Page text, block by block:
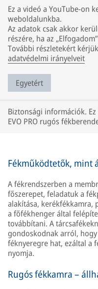
Ez a videó a YouTube-on
weboldalunkba.
Az adatok csak akkor
részére, ha az
További részletekért
adatvédelmi irányelveit
Egyetért
Biztonsági információk.
EVO PRO rugós
Fékműködtetők, mint
A fékrendszerben a
főszerepet, feladatuk a
alakítása, kerékfékkamra,
a főfékhenger által
továbbítani. A
gondoskodnak arról,
féknyeregre hat, ezáltal a
nyomja.
Rugós fékkamra –